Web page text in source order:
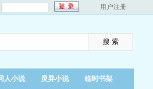
用户注册
人小说 灵异小说 临时书架